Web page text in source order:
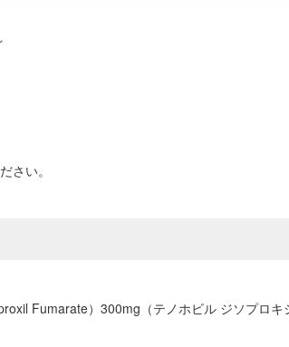
さい。
Fumarate）300mg（テノホビル ジソプロキ